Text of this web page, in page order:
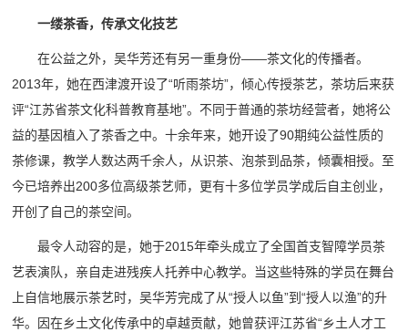
一缕茶香，传承文化技艺
在公益之外，吴华芳还有另一重身份——茶文化的传播者。
2013年，她在西津渡开设了“听雨茶坊”，倾心传授茶艺，茶坊后来获
评“江苏省茶文化科普教育基地”。不同于普通的茶坊经营者，她将公
益的基因植入了茶香之中。十余年来，她开设了90期纯公益性质的
茶修课，教学人数达两千余人，从识茶、泡茶到品茶，倾囊相授。至
今已培养出200多位高级茶艺师，更有十多位学员学成后自主创业，
开创了自己的茶空间。
最令人动容的是，她于2015年牵头成立了全国首支智障学员茶
艺表演队，亲自走进残疾人托养中心教学。当这些特殊的学员在舞台
上自信地展示茶艺时，吴华芳完成了从“授人以鱼”到“授人以渔”的升
华。因在乡土文化传承中的卓越贡献，她曾获评江苏省“乡土人才工